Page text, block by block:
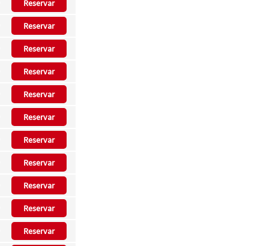
Reservar
Reservar
Reservar
Reservar
Reservar
Reservar
Reservar
Reservar
Reservar
Reservar
Reservar